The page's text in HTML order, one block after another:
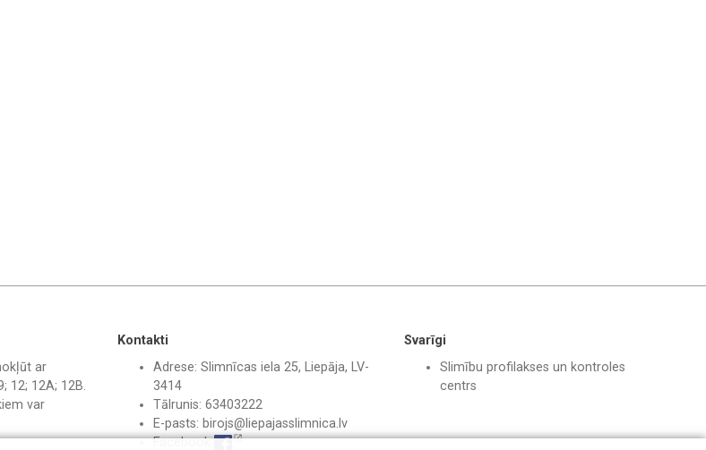
ar
12; 12A; 12B.
var
Kontakti
Adrese: Slimnīcas iela 25, Liepāja, LV-
3414
Tālrunis: 63403222
E-pasts: birojs@liepajasslimnica.lv
Facebook
Svarīgi
Slimību profilakses un kontroles
centrs